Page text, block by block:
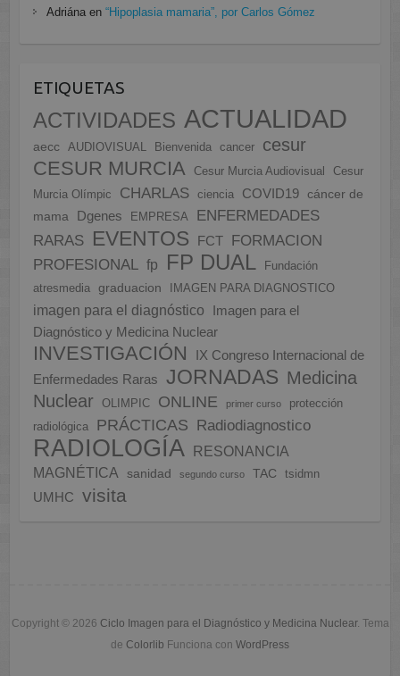
Adriánaen “Hipoplasia mamaria”, por Carlos Gómez
ETIQUETAS
ACTIVIDADES ACTUALIDAD
aecc AUDIOVISUAL Bienvenida cancer cesur
CESUR MURCIA Cesur Murcia Audiovisual
Cesur
Murcia Olímpic
CHARLAS ciencia COVID19
cáncer de
mama
Dgenes EMPRESA
ENFERMEDADES
RARAS EVENTOS FCT
FORMACION
PROFESIONAL fp FP DUAL
Fundación
atresmedia
graduacion IMAGEN PARA DIAGNOSTICO
imagen para el diagnóstico
Imagen para el
Diagnóstico y Medicina Nuclear
INVESTIGACIÓN
IX Congreso Internacional de
Enfermedades Raras
JORNADAS Medicina
Nuclear
OLIMPIC ONLINE primer curso
protección
radiológica
PRÁCTICAS Radiodiagnostico
RADIOLOGÍA
RESONANCIA
MAGNÉTICA
sanidad segundo curso TAC tsidmn
UMHC visita
Copyright © 2026 Ciclo Imagen para el Diagnóstico y Medicina Nuclear. Tema
de Colorlib Funciona con WordPress